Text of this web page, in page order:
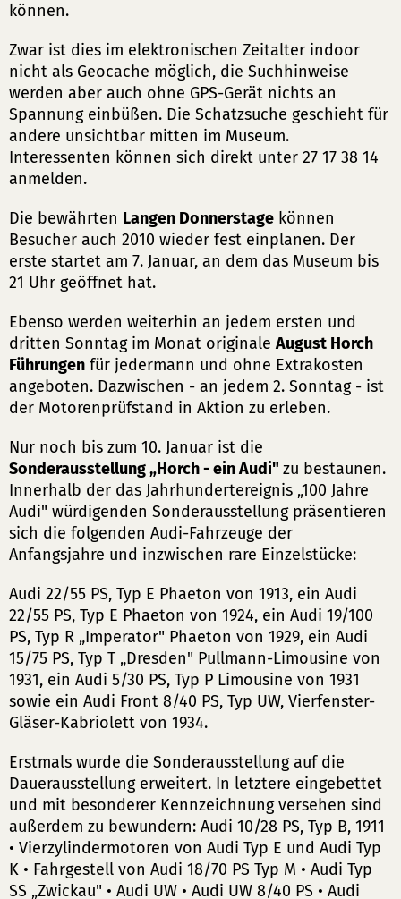
können.
Zwar ist dies im elektronischen Zeitalter indoor
nicht als Geocache möglich, die Suchhinweise
werden aber auch ohne GPS-Gerät nichts an
Spannung einbüßen. Die Schatzsuche geschieht für
andere unsichtbar mitten im Museum.
Interessenten können sich direkt unter 27 17 38 14
anmelden.
Die bewährten Langen Donnerstage können
Besucher auch 2010 wieder fest einplanen. Der
erste startet am 7. Januar, an dem das Museum bis
21 Uhr geöffnet hat.
Ebenso werden weiterhin an jedem ersten und
dritten Sonntag im Monat originale August Horch
Führungen für jedermann und ohne Extrakosten
angeboten. Dazwischen - an jedem 2. Sonntag - ist
der Motorenprüfstand in Aktion zu erleben.
Nur noch bis zum 10. Januar ist die
Sonderausstellung „Horch - ein Audi" zu bestaunen.
Innerhalb der das Jahrhundertereignis „100 Jahre
Audi" würdigenden Sonderausstellung präsentieren
sich die folgenden Audi-Fahrzeuge der
Anfangsjahre und inzwischen rare Einzelstücke:
Audi 22/55 PS, Typ E Phaeton von 1913, ein Audi
22/55 PS, Typ E Phaeton von 1924, ein Audi 19/100
PS, Typ R „Imperator" Phaeton von 1929, ein Audi
15/75 PS, Typ T „Dresden" Pullmann-Limousine von
1931, ein Audi 5/30 PS, Typ P Limousine von 1931
sowie ein Audi Front 8/40 PS, Typ UW, Vierfenster-
Gläser-Kabriolett von 1934.
Erstmals wurde die Sonderausstellung auf die
Dauerausstellung erweitert. In letztere eingebettet
und mit besonderer Kennzeichnung versehen sind
außerdem zu bewundern: Audi 10/28 PS, Typ B, 1911
• Vierzylindermotoren von Audi Typ E und Audi Typ
K • Fahrgestell von Audi 18/70 PS Typ M • Audi Typ
SS „Zwickau" • Audi UW • Audi UW 8/40 PS • Audi